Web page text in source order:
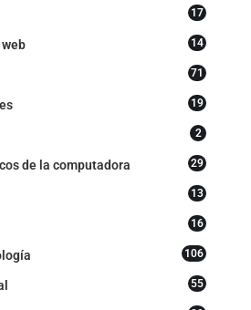
17
14
71
19
2
de la computadora 29
13
16
106
55